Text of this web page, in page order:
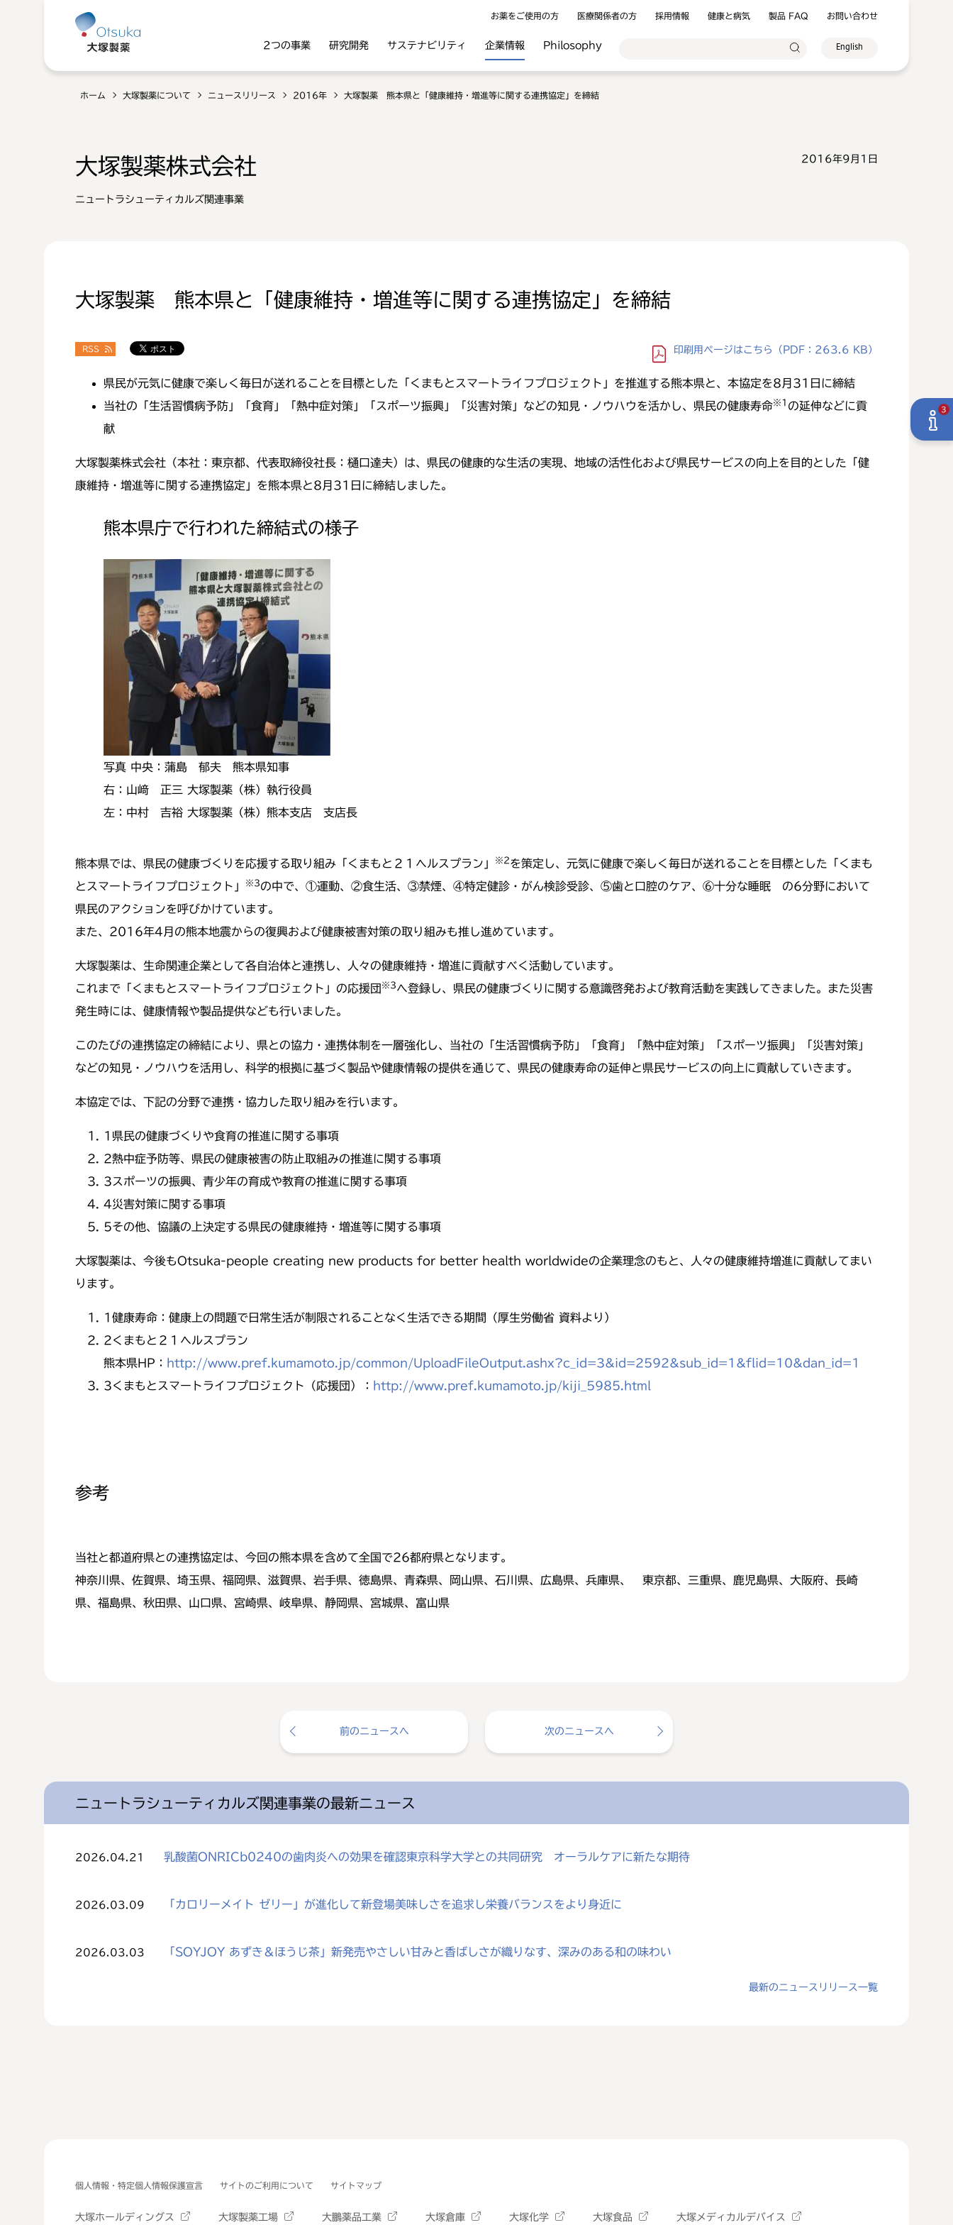
お薬をご使用の方 医療関係者の方 採用情報 健康と病気 製品 FAQ お問い合わせ
2つの事業 研究開発 サステナビリティ 企業情報 Philosophy English
ホーム 大塚製薬について ニュースリリース 2016年 大塚製薬 熊本県と「健康維持・増進等に関する連携協定」を締結
大塚製薬株式会社
ニュートラシューティカルズ関連事業
2016年9月1日
大塚製薬 熊本県と「健康維持・増進等に関する連携協定」を締結
RSS 印刷用ページはこちら （PDF：263.6 KB）
県民が元気に健康で楽しく毎日が送れることを目標とした「くまもとスマートライフプロジェクト」を推進する熊本県と、本協定を8月31日に締結
当社の「生活習慣病予防」「食育」「熱中症対策」「スポーツ振興」「災害対策」などの知見・ノウハウを活かし、県民の健康寿命※1 の延伸などに貢
献
大塚製薬株式会社（本社：東京都、代表取締役社長：樋口達夫）は、県民の健康的な生活の実現、地域の活性化および県民サービスの向上を目的とした「健
康維持・増進等に関する連携協定」を熊本県と8月31日に締結しました。
熊本県庁で行われた締結式の様子
写真 中央：蒲島 郁夫 熊本県知事
右：山﨑 正三 大塚製薬（株）執行役員
左：中村 吉裕 大塚製薬（株）熊本支店 支店長
熊本県では、県民の健康づくりを応援する取り組み「くまもと２１ヘルスプラン」 ※2を策定し、元気に健康で楽しく毎日が送れることを目標とした「くまも
とスマートライフプロジェクト」
※3の中で、①運動、②食生活、③禁煙、④特定健診・がん検診受診、⑤歯と口腔のケア、⑥十分な睡眠 の6分野において
県民のアクションを呼びかけています。
また、2016年4月の熊本地震からの復興および健康被害対策の取り組みも推し進めています。
大塚製薬は、生命関連企業として各自治体と連携し、人々の健康維持・増進に貢献すべく活動しています。
これまで「くまもとスマートライフプロジェクト」の応援団 ※3へ登録し、県民の健康づくりに関する意識啓発および教育活動を実践してきました。また災害
発生時には、健康情報や製品提供なども行いました。
このたびの連携協定の締結により、県との協力・連携体制を一層強化し、当社の「生活習慣病予防」「食育」「熱中症対策」「スポーツ振興」「災害対策」
などの知見・ノウハウを活用し、科学的根拠に基づく製品や健康情報の提供を通じて、県民の健康寿命の延伸と県民サービスの向上に貢献していきます。
本協定では、下記の分野で連携・協力した取り組みを行います。
1 県民の健康づくりや食育の推進に関する事項
2熱中症予防等、県民の健康被害の防止取組みの推進に関する事項
3スポーツの振興、青少年の育成や教育の推進に関する事項
4災害対策に関する事項
5その他、協議の上決定する県民の健康維持・増進等に関する事項
大塚製薬は、今後もOtsuka-people creating new products for better health worldwideの企業理念のもと、人々の健康維持増進に貢献してまい
ります。
1 健康寿命：健康上の問題で日常生活が制限されることなく生活できる期間（厚生労働省 資料より）
2くまもと２１ヘルスプラン
熊本県HP：
http://www.pref.kumamoto.jp/common/UploadFileOutput.ashx?c_id=3&id=2592&sub_id=1&flid=10&dan_id=1
3くまもとスマートライフプロジェクト（応援団）： http://www.pref.kumamoto.jp/kiji_5985.html
参考
当社と都道府県との連携協定は、今回の熊本県を含めて全国で26都府県となります。
神奈川県、佐賀県、埼玉県、福岡県、滋賀県、岩手県、徳島県、青森県、岡山県、石川県、広島県、兵庫県、 東京都、三重県、鹿児島県、大阪府、長崎
県、福島県、秋田県、山口県、宮崎県、岐阜県、静岡県、宮城県、富山県
前のニュースへ 次のニュースへ
ニュートラシューティカルズ関連事業の最新ニュース
2026.04.21 乳酸菌ONRICb0240の歯肉炎への効果を確認東京科学大学との共同研究 オーラルケアに新たな期待
2026.03.09 「カロリーメイト ゼリー」が進化して新登場美味しさを追求し栄養バランスをより身近に
2026.03.03 「SOYJOY あずき＆ほうじ茶」新発売やさしい甘みと香ばしさが織りなす、深みのある和の味わい
最新のニュースリリース一覧
3
個人情報・特定個人情報保護宣言 サイトのご利用について サイトマップ
大塚ホールディングス 大塚製薬工場 大鵬薬品工業 大塚倉庫 大塚化学 大塚食品 大塚メディカルデバイス